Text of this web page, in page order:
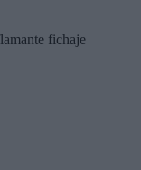
fichaje